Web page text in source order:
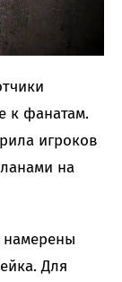
к фанатам.
игроков
на
Для